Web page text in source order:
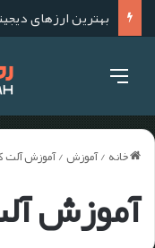
خانه/آموزش/آموزش آلت
آموزش